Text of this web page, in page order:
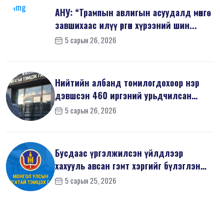
АНУ: “Трампын авлигын асуудалд мөнгө
завшихаас илүү өргөн хүрээний шин...
5 сарын 26, 2026
Нийтийн албанд томилогдохоор нэр
дэвшсэн 460 иргэний урьдчилсан
мэдүүл...
5 сарын 26, 2026
Бусдаас үргэлжилсэн үйлдлээр
хахууль авсан гэмт хэргийг бүлэглэн
үйлдс...
5 сарын 25, 2026